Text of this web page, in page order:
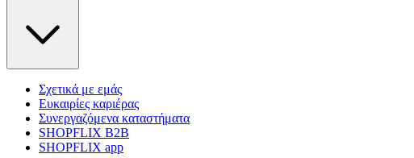
Σχετικά με εμάς
Ευκαιρίες καριέρας
Συνεργαζόμενα καταστήματα
SHOPFLIX B2B
SHOPFLIX app